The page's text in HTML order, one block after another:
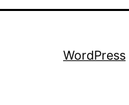
WordPress